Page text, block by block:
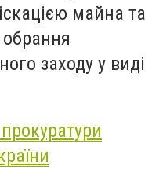
майна та
заходу у виді